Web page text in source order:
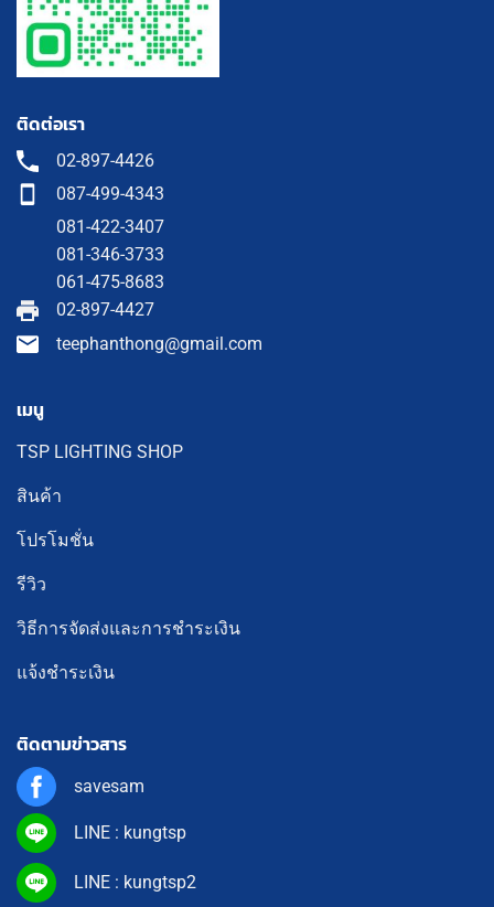
ติดต่อเรา
02-897-4426
087-499-4343
081-422-3407
081-346-3733
061-475-8683
02-897-4427
teephanthong@gmail.com
เมนู
TSP LIGHTING SHOP
สินค้า
โปรโมชั่น
รีวิว
วิธีการจัดส่งและการชำระเงิน
แจ้งชำระเงิน
ติดตามข่าวสาร
savesam
LINE : kungtsp
LINE : kungtsp2